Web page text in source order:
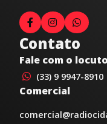
Contato
Fale com o
(33) 9 9947-8910
Comercial